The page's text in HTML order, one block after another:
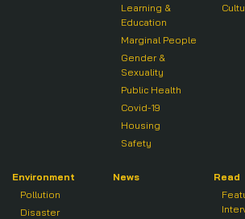
Learning &
Education
Marginal People
Gender &
Sexuality
Public Health
Covid-19
Housing
Safety
Environment
Pollution
Disaster
News
Read